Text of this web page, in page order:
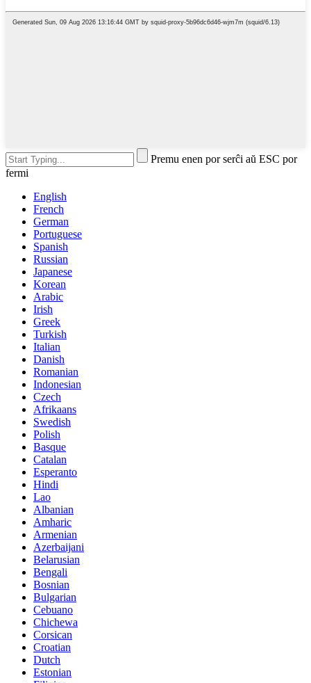
Premu enen por serĉi aŭ ESC por
fermi
English
French
German
Portuguese
Spanish
Russian
Japanese
Korean
Arabic
Irish
Greek
Turkish
Italian
Danish
Romanian
Indonesian
Czech
Afrikaans
Swedish
Polish
Basque
Catalan
Esperanto
Hindi
Lao
Albanian
Amharic
Armenian
Azerbaijani
Belarusian
Bengali
Bosnian
Bulgarian
Cebuano
Chichewa
Corsican
Croatian
Dutch
Estonian